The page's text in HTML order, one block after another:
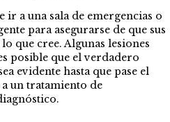
ir a una sala de emergencias o
para asegurarse de que sus
que cree. Algunas lesiones
posible que el verdadero
evidente hasta que pase el
un tratamiento de